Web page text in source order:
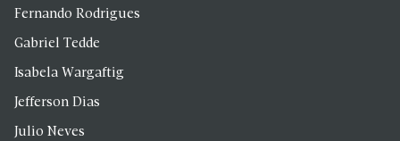
Fernando Rodrigues
Gabriel Tedde
Isabela Wargaftig
Jefferson Dias
Julio Neves